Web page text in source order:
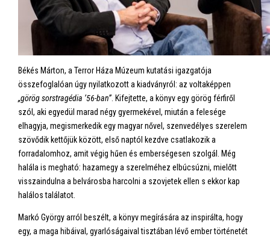
Békés Márton, a Terror Háza Múzeum kutatási igazgatója
összefoglalóan úgy nyilatkozott a kiadványról: az voltaképpen
„görög sorstragédia ’56-ban” . Kifejtette, a könyv egy görög férfiről
szól, aki egyedül marad négy gyermekével, miután a felesége
elhagyja, megismerkedik egy magyar nővel, szenvedélyes szerelem
szövődik kettőjük között, első naptól kezdve csatlakozik a
forradalomhoz, amit végig hűen és emberségesen szolgál. Még
halála is megható: hazamegy a szerelméhez elbúcsúzni, mielőtt
visszaindulna a belvárosba harcolni a szovjetek ellen s ekkor kap
halálos találatot.
Markó György arról beszélt, a könyv megírására az inspirálta, hogy
egy, a maga hibáival, gyarlóságaival tisztában lévő ember történetét